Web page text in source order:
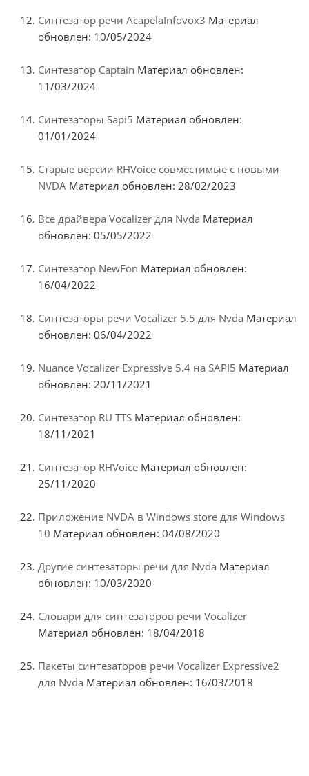
Синтезатор речи AcapelaInfovox3 Материал
обновлен: 10/05/2024
Синтезатор Captain Материал обновлен:
11/03/2024
Синтезаторы Sapi5 Материал обновлен:
01/01/2024
Старые версии RHVoice совместимые с новыми
NVDA Материал обновлен: 28/02/2023
Все драйвера Vocalizer для Nvda Материал
обновлен: 05/05/2022
Синтезатор NewFon Материал обновлен:
16/04/2022
Синтезаторы речи Vocalizer 5.5 для Nvda Материал
обновлен: 06/04/2022
Nuance Vocalizer Expressive 5.4 на SAPI5 Материал
обновлен: 20/11/2021
Синтезатор RU TTS Материал обновлен:
18/11/2021
Синтезатор RHVoice Материал обновлен:
25/11/2020
Приложение NVDA в Windows store для Windows
10 Материал обновлен: 04/08/2020
Другие синтезаторы речи для Nvda Материал
обновлен: 10/03/2020
Словари для синтезаторов речи Vocalizer
Материал обновлен: 18/04/2018
Пакеты синтезаторов речи Vocalizer Expressive2
для Nvda Материал обновлен: 16/03/2018